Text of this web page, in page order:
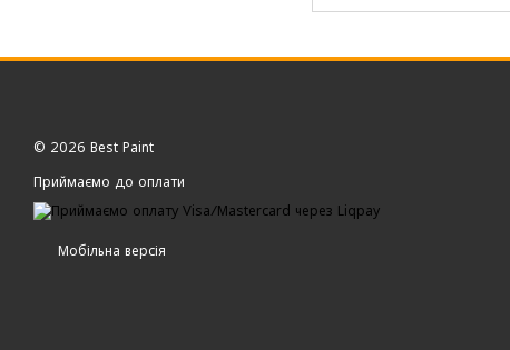
© 2026 Best Paint
Приймаємо до оплати
Мобільна версія